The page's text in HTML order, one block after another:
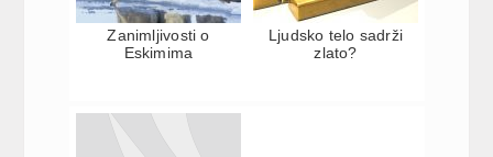
Zanimljivosti o
Eskimima
Ljudsko telo sadrži
zlato?